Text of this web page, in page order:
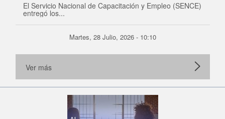
El Servicio Nacional de Capacitación y Empleo (SENCE)
entregó los...
Martes, 28 Julio, 2026 - 10:10
Ver más